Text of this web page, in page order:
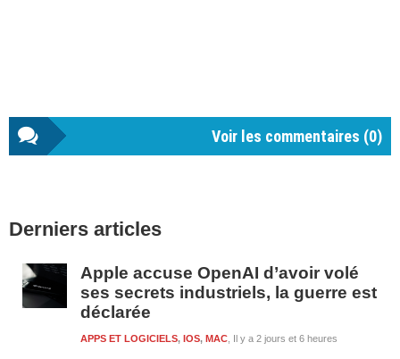
Voir les commentaires (0)
latérale
Derniers articles
Apple accuse OpenAI d’avoir volé
ses secrets industriels, la guerre est
déclarée
Il y a 2 jours et 6 heures
APPS ET LOGICIELS, IOS, MAC